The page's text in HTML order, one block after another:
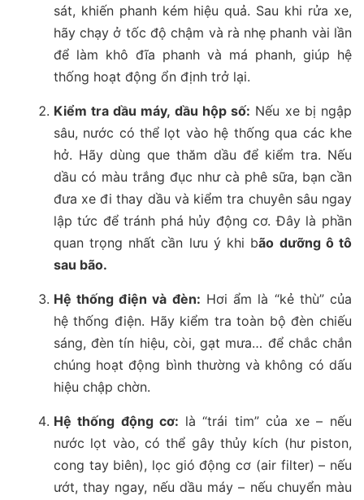
sát, khiến phanh kém hiệu quả. Sau khi rửa xe,
hãy chạy ở tốc độ chậm và rà nhẹ phanh vài lần
để làm khô đĩa phanh và má phanh, giúp hệ
thống hoạt động ổn định trở lại.
Kiểm tra dầu máy, dầu hộp số: Nếu xe bị ngập
sâu, nước có thể lọt vào hệ thống qua các khe
hở. Hãy dùng que thăm dầu để kiểm tra. Nếu
dầu có màu trắng đục như cà phê sữa, bạn cần
đưa xe đi thay dầu và kiểm tra chuyên sâu ngay
lập tức để tránh phá hủy động cơ. Đây là phần
quan trọng nhất cần lưu ý khi bão dưỡng ô tô
sau bão.
Hệ thống điện và đèn: Hơi ẩm là “kẻ thù” của
hệ thống điện. Hãy kiểm tra toàn bộ đèn chiếu
sáng, đèn tín hiệu, còi, gạt mưa… để chắc chắn
chúng hoạt động bình thường và không có dấu
hiệu chập chờn.
Hệ thống động cơ: là “trái tim” của xe – nếu
nước lọt vào, có thể gây thủy kích (hư piston,
cong tay biên), lọc gió động cơ (air filter) – nếu
ướt, thay ngay, nếu dầu máy – nếu chuyển màu